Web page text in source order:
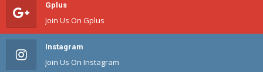
Gplus
Join Us On Gplus
Instagram
Join Us On Instagram